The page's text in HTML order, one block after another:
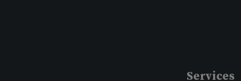
Services